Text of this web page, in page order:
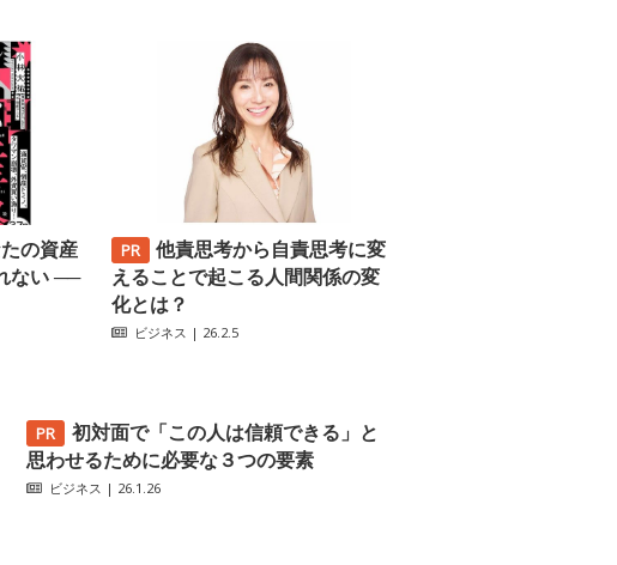
の資産
ない ──
他責思考から自責思考に変
えることで起こる人間関係の変
化とは？
ビジネス | 26.2.5
初対面で「この人は信頼できる」と
思わせるために必要な３つの要素
ビジネス | 26.1.26